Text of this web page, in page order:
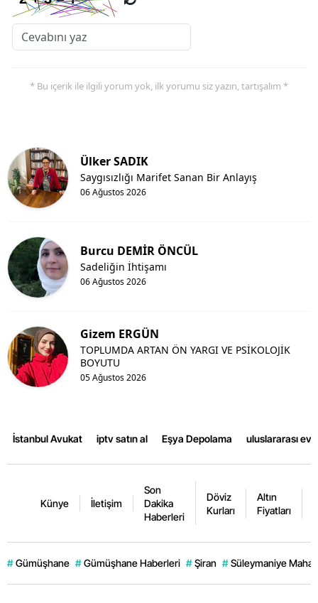
* Bu içerik ile ilgili yorum yok, ilk yorumu siz yazın, tartışalım *
Ülker SADIK
06 Ağustos 2026
Saygısızlığı Marifet Sanan Bir Anlayış
Burcu DEMİR ÖNCÜL
06 Ağustos 2026
Sadeliğin İhtişamı
Gizem ERGÜN
05 Ağustos 2026
TOPLUMDA ARTAN ÖN YARGI VE PSİKOLOJİK
BOYUTU
İstanbul Avukat iptv satın al Eşya Depolama uluslararası
Künye İletişim
Son
Dakika
Haberleri
Döviz
Kurları
Altın
Fiyatları
# Gümüşhane # Gümüşhane Haberleri # Şiran # Süleymaniye